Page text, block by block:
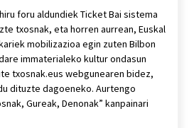
foru aldundiek Ticket Bai sistema
txosnak, eta horren aurrean, Euskal
mobilizazioa egin zuten Bilbon
immaterialeko kultur ondasun
txosnak.eus webgunearen bidez,
dituzte dagoeneko. Aurtengo
Gureak, Denonak” kanpainari